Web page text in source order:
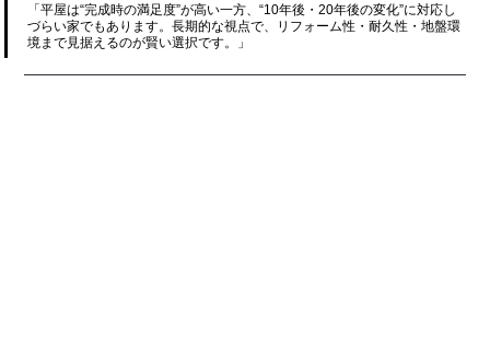
「平屋は“完成時の満足度”が高い一方、“10年後・20年後の変化”に対応し
づらい家でもあります。長期的な視点で、リフォーム性・耐久性・地盤環
境まで見据えるのが賢い選択です。」